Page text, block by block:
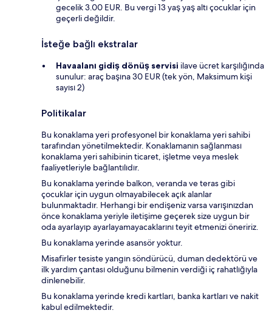
gecelik 3.00 EUR. Bu vergi 13 yaş yaş altı çocuklar için
geçerli değildir.
İsteğe bağlı ekstralar
Havaalanı gidiş dönüş servisi ilave ücret karşılığında
sunulur: araç başına 30 EUR (tek yön, Maksimum kişi
sayısı 2)
Politikalar
Bu konaklama yeri profesyonel bir konaklama yeri sahibi
tarafından yönetilmektedir. Konaklamanın sağlanması
konaklama yeri sahibinin ticaret, işletme veya meslek
faaliyetleriyle bağlantılıdır.
Bu konaklama yerinde balkon, veranda ve teras gibi
çocuklar için uygun olmayabilecek açık alanlar
bulunmaktadır. Herhangi bir endişeniz varsa varışınızdan
önce konaklama yeriyle iletişime geçerek size uygun bir
oda ayarlayıp ayarlayamayacaklarını teyit etmenizi öneririz.
Bu konaklama yerinde asansör yoktur.
Misafirler tesiste yangın söndürücü, duman dedektörü ve
ilk yardım çantası olduğunu bilmenin verdiği iç rahatlığıyla
dinlenebilir.
Bu konaklama yerinde kredi kartları, banka kartları ve nakit
kabul edilmektedir.